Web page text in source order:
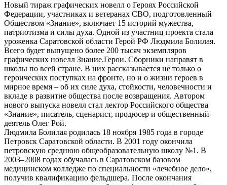
Новый тираж графических новелл о Героях Российской
Федерации, участниках и ветеранах СВО, подготовленный
Обществом «Знание», включает 15 историй мужества,
патриотизма и силы духа. Одной из участниц проекта стала
уроженка Саратовской области Герой РФ Людмила Болилая.
Всего будет выпущено более 200 тысяч экземпляров
графических новелл Знание.Герои. Сборники направят в
школы по всей стране. В них рассказывается не только о
героических поступках на фронте, но и о жизни героев в
мирное время – об их силе духа, стойкости, человечности и
вкладе в развитие общества после возвращения. Автором
нового выпуска новелл стал лектор Российского общества
«Знание», писатель, сценарист, продюсер и общественный
деятель Олег Рой.
Людмила Болилая родилась 18 ноября 1985 года в городе
Петровск Саратовской области. В 2001 году окончила
петровскую среднюю общеобразовательную школу №1. В
2003–2008 годах обучалась в Саратовском базовом
медицинском колледже по специальности «лечебное дело»,
получив квалификацию фельдшера. После окончания